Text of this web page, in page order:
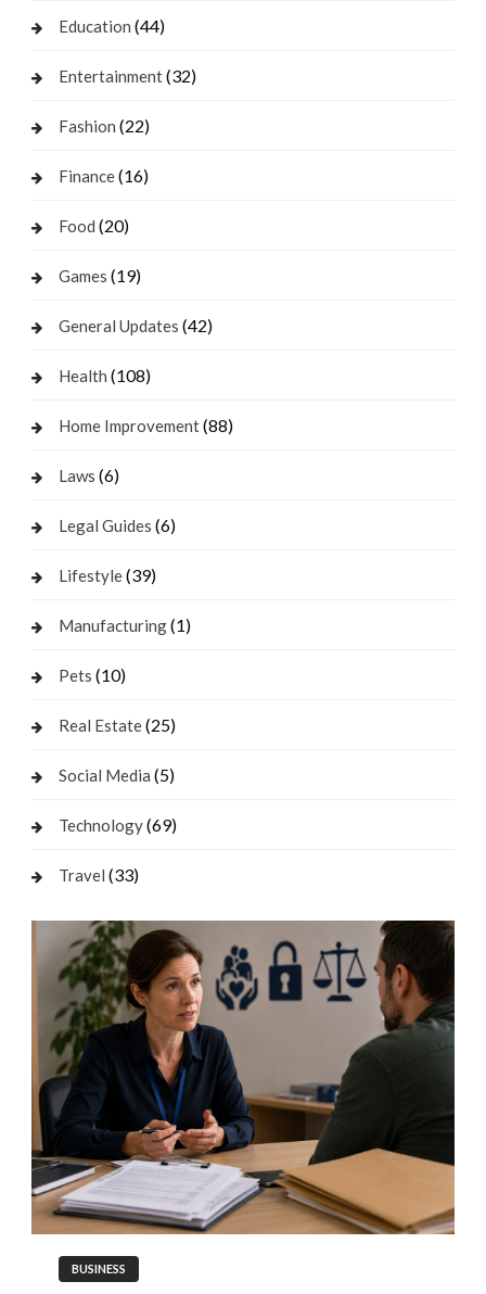
Education (44)
Entertainment(32)
Fashion (22)
Finance(16)
Food (20)
Games (19)
General Updates (42)
Health (108)
Home Improvement(88)
Laws (6)
Legal Guides (6)
Lifestyle(39)
Manufacturing(1)
Pets (10)
Real Estate(25)
Social Media (5)
Technology(69)
Travel (33)
BUSINESS